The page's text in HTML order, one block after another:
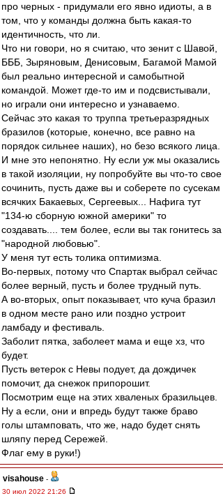
про черных - придумали его явно идиоты, а в
том, что у команды должна быть какая-то
идентичность, что ли.
Что ни говори, но я считаю, что зенит с Шавой,
БББ, Зыряновым, Денисовым, Багамой Мамой
был реально интересной и самобытной
командой. Может где-то им и подсвистывали,
но играли они интересно и узнаваемо.
Сейчас это какая то труппа третьеразрядных
бразилов (которые, конечно, все равно на
порядок сильнее наших), но безо всякого лица.
И мне это непонятно. Ну если уж мы оказались
в такой изоляции, ну попробуйте вы что-то свое
сочинить, пусть даже вы и соберете по сусекам
всячких Бакаевых, Сергеевых... Нафига тут
"134-ю сборную южной америки" то
создавать.... тем более, если вы так гонитесь за
"народной любовью".
У меня тут есть толика оптимизма.
Во-первых, потому что Спартак выбрал сейчас
более верный, пусть и более трудный путь.
А во-вторых, опыт показывает, что куча бразил
в одном месте рано или поздно устроит
ламбаду и фестиваль.
Заболит пятка, заболеет мама и еще хз, что
будет.
Пусть ветерок с Невы подует, да дождичек
помочит, да снежок припорошит.
Посмотрим еще на этих хваленых бразильцев.
Ну а если, они и впредь будут также браво
голы штамповать, что же, надо будет снять
шляпу перед Сережей.
Флаг ему в руки!)
visahouse -
30 июл 2022 21:26